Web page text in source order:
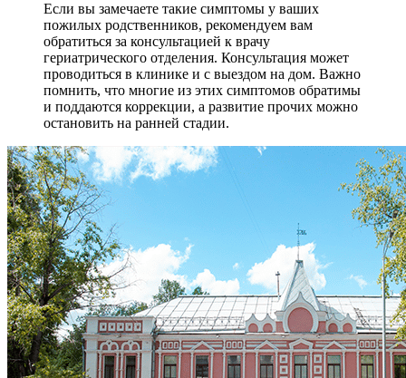
Если вы замечаете такие симптомы у ваших
пожилых родственников, рекомендуем вам
обратиться за консультацией к врачу
гериатрического отделения. Консультация может
проводиться в клинике и с выездом на дом. Важно
помнить, что многие из этих симптомов обратимы
и поддаются коррекции, а развитие прочих можно
остановить на ранней стадии.